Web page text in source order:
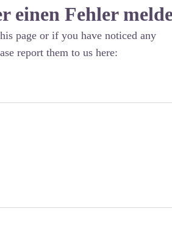
einen Fehler
page or if you have noticed any
report them to us here: